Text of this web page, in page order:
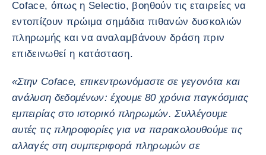
Coface, όπως η Selectio, βοηθούν τις εταιρείες να
εντοπίζουν πρώιμα σημάδια πιθανών δυσκολιών
πληρωμής και να αναλαμβάνουν δράση πριν
επιδεινωθεί η κατάσταση.
«Στην Coface, επικεντρωνόμαστε σε γεγονότα και
ανάλυση δεδομένων: έχουμε 80 χρόνια παγκόσμιας
εμπειρίας στο ιστορικό πληρωμών. Συλλέγουμε
αυτές τις πληροφορίες για να παρακολουθούμε τις
αλλαγές στη συμπεριφορά πληρωμών σε